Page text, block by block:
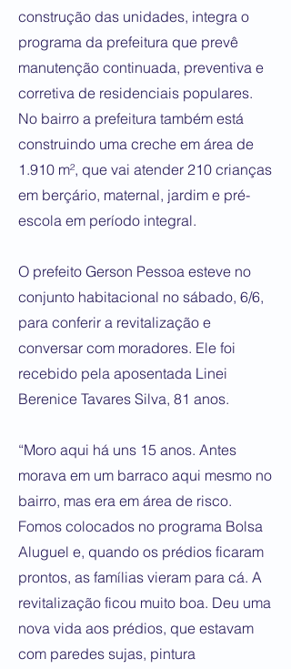
construção das unidades, integra o
programa da prefeitura que prevê
manutenção continuada, preventiva e
corretiva de residenciais populares.
No bairro a prefeitura também está
construindo uma creche em área de
1.910 m², que vai atender 210 crianças
em berçário, maternal, jardim e pré-
escola em período integral.
O prefeito Gerson Pessoa esteve no
conjunto habitacional no sábado, 6/6,
para conferir a revitalização e
conversar com moradores. Ele foi
recebido pela aposentada Linei
Berenice Tavares Silva, 81 anos.
“Moro aqui há uns 15 anos. Antes
morava em um barraco aqui mesmo no
bairro, mas era em área de risco.
Fomos colocados no programa Bolsa
Aluguel e, quando os prédios ficaram
prontos, as famílias vieram para cá. A
revitalização ficou muito boa. Deu uma
nova vida aos prédios, que estavam
com paredes sujas, pintura